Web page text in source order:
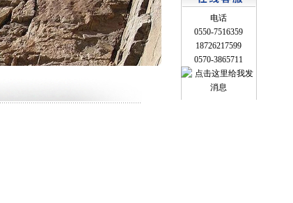
电话
0550-7516359
18726217599
0570-3865711